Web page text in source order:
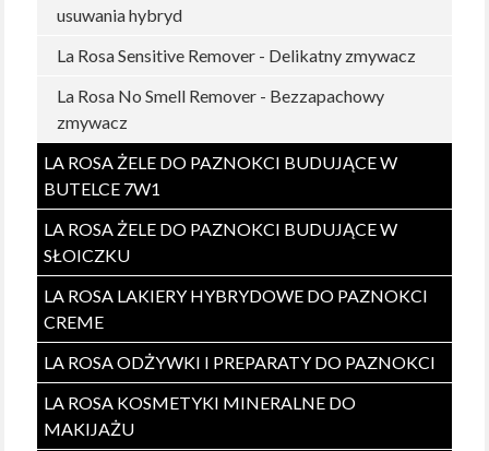
usuwania hybryd
La Rosa Sensitive Remover - Delikatny zmywacz
La Rosa No Smell Remover - Bezzapachowy
zmywacz
LA ROSA ŻELE DO PAZNOKCI BUDUJĄCE W
BUTELCE 7W1
LA ROSA ŻELE DO PAZNOKCI BUDUJĄCE W
SŁOICZKU
LA ROSA LAKIERY HYBRYDOWE DO PAZNOKCI
CREME
LA ROSA ODŻYWKI I PREPARATY DO PAZNOKCI
LA ROSA KOSMETYKI MINERALNE DO
MAKIJAŻU